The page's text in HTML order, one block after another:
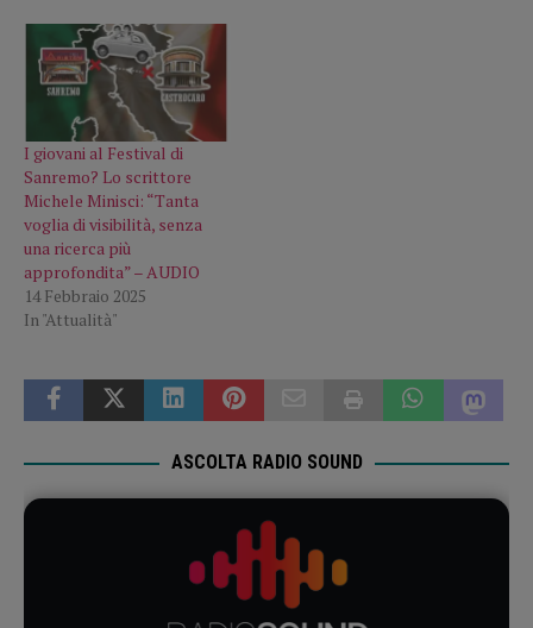
I giovani al Festival di
Sanremo? Lo scrittore
Michele Minisci: “Tanta
voglia di visibilità, senza
una ricerca più
approfondita” – AUDIO
14 Febbraio 2025
In "Attualità"
ASCOLTA RADIO SOUND